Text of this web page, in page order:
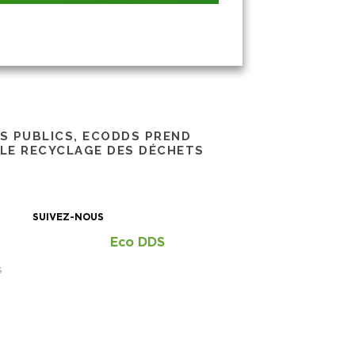
PUBLICS, ECODDS PREND
RECYCLAGE DES DÉCHETS
SUIVEZ-NOUS
Eco DDS